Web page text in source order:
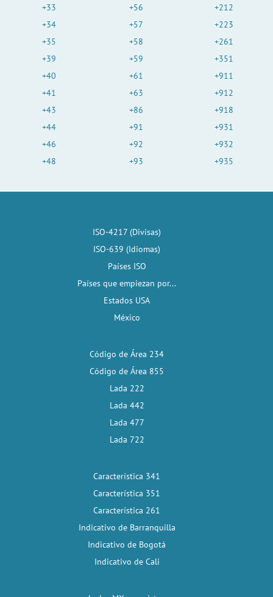
+33
+34
+35
+39
+40
+41
+43
+44
+46
+48
+56
+57
+58
+59
+61
+63
+86
+91
+92
+93
+212
+223
+261
+351
+911
+912
+918
+931
+932
+935
ISO-4217 (Divisas)
ISO-639 (Idiomas)
Países ISO
Países que empiezan por...
Estados USA
México
Código de Área 234
Código de Área 855
Lada 222
Lada 442
Lada 477
Lada 722
Característica 341
Característica 351
Característica 261
Indicativo de Barranquilla
Indicativo de Bogotá
Indicativo de Cali